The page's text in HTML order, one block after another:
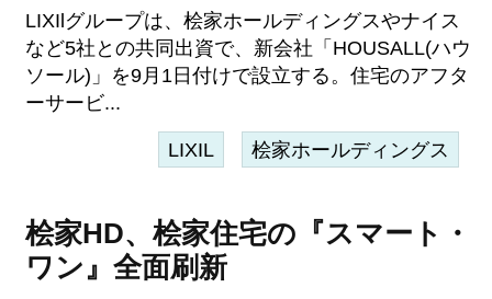
LIXIlグループは、桧家ホールディングスやナイス
など5社との共同出資で、新会社「HOUSALL(ハウ
ソール)」を9月1日付けで設立する。住宅のアフタ
ーサービ...
LIXIL 桧家ホールディングス
桧家HD、桧家住宅の『スマート・
ワン』全面刷新